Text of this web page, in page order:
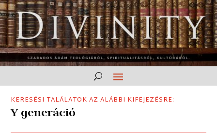
KERESÉSI TALÁLATOK AZ ALÁBBI KIFEJEZÉSRE:
Y generáció